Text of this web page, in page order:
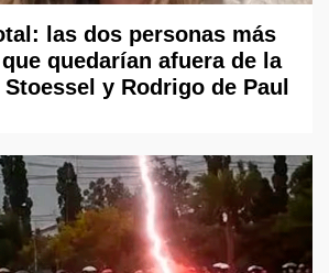
las dos personas más
quedarían afuera de la
y Rodrigo de Paul